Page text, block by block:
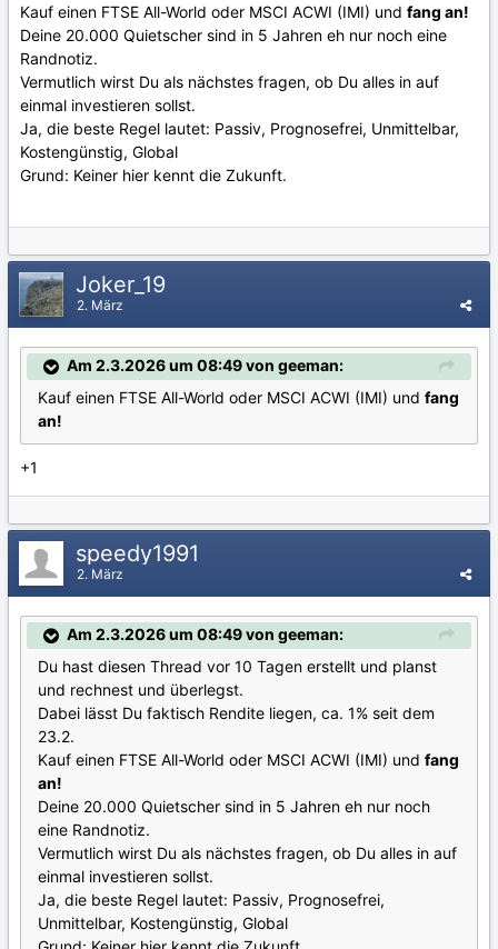
Kauf einen FTSE All-World oder MSCI ACWI (IMI) und fang an!
Deine 20.000 Quietscher sind in 5 Jahren eh nur noch eine
Randnotiz.
Vermutlich wirst Du als nächstes fragen, ob Du alles in auf
einmal investieren sollst.
Ja, die beste Regel lautet: Passiv, Prognosefrei, Unmittelbar,
Kostengünstig, Global
Grund: Keiner hier kennt die Zukunft.
Joker_19
2. März
Am 2.3.2026 um 08:49 von geeman:
Kauf einen FTSE All-World oder MSCI ACWI (IMI) und fang
an!
+1
speedy1991
2. März
Am 2.3.2026 um 08:49 von geeman:
Du hast diesen Thread vor 10 Tagen erstellt und planst
und rechnest und überlegst.
Dabei lässt Du faktisch Rendite liegen, ca. 1% seit dem
23.2.
Kauf einen FTSE All-World oder MSCI ACWI (IMI) und fang
an!
Deine 20.000 Quietscher sind in 5 Jahren eh nur noch
eine Randnotiz.
Vermutlich wirst Du als nächstes fragen, ob Du alles in auf
einmal investieren sollst.
Ja, die beste Regel lautet: Passiv, Prognosefrei,
Unmittelbar, Kostengünstig, Global